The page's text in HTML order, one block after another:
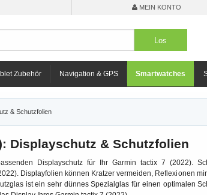
MEIN KONTO
Zubehör Navigation & GPS Smartwatches
& Schutzfolien
Displayschutz & Schutzfolien
Displayschutz für Ihr Garmin tactix 7 (2022).
Displayfolien können Kratzer vermeiden, Reflexionen
ist ein sehr dünnes Spezialglas für einen optimalen